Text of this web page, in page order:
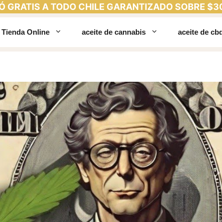
GRATIS A TODO CHILE GARANTIZADO SOBRE
Tienda Online aceite de cannabis aceite de